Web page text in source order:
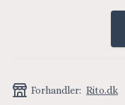
Forhandler: Rito.dk